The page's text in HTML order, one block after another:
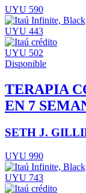
UYU 590
UYU 443
UYU 502
Disponible
TERAPIA
EN 7
SETH J.
UYU 990
UYU 743